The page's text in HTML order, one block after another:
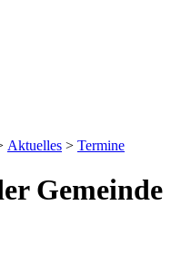
Aktuelles > Termine
Gemeinde